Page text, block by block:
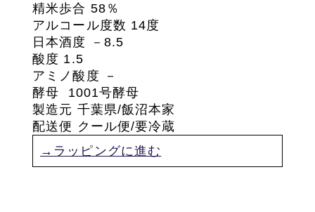
精米歩合 58％
アルコール度数 14度
日本酒度 －8.5
酸度 1.5
アミノ酸度
－
酵母
1001号酵母
製造元 千葉県/飯沼本家
配送便 クール便/要冷蔵
→ラッピングに進む